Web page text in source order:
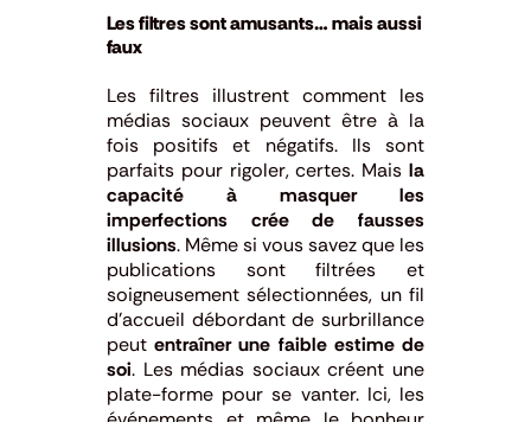
Les filtres sont amusants… mais aussi
faux
Les filtres illustrent comment les
médias sociaux peuvent être à la
fois positifs et négatifs. Ils sont
parfaits pour rigoler, certes. Mais la
capacité à masquer les
imperfections crée de fausses
illusions. Même si vous savez que les
publications sont filtrées et
soigneusement sélectionnées, un fil
d’accueil débordant de surbrillance
peutentraîner une faible estime de
soi. Les médias sociaux créent une
plate-forme pour se vanter. Ici, les